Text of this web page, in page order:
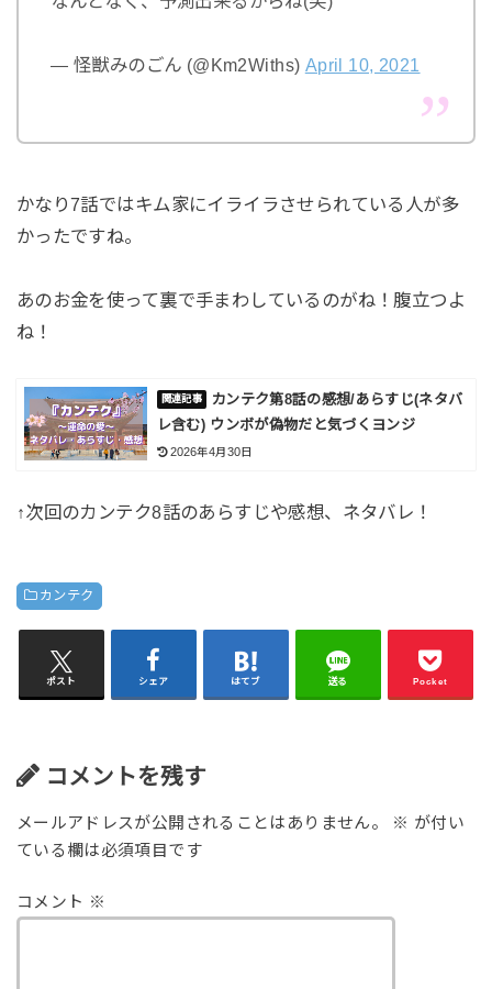
— 怪獣みのごん (@Km2Withs) April 10, 2021
かなり7話ではキム家にイライラさせられている人が多
かったですね。
あのお金を使って裏で手まわしているのがね！腹立つよ
ね！
カンテク第8話の感想/あらすじ(ネタバ
レ含む) ウンボが偽物だと気づくヨンジ
2026年4月30日
↑次回のカンテク8話のあらすじや感想、ネタバレ！
カンテク
ポスト シェア はてブ 送る Pocket
コメントを残す
メールアドレスが公開されることはありません。 ※ が付い
ている欄は必須項目です
コメント ※